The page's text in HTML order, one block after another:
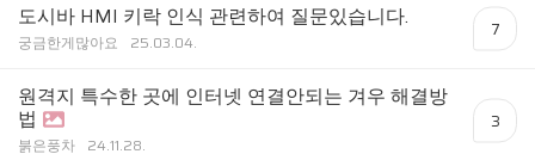
도시바 HMI 키락 인식 관련하여 질문있습니다.
궁금한게많아요 25.03.04.
7
원격지 특수한 곳에 인터넷 연결안되는 겨우 해결방
법
붉은풍차 24.11.28.
3